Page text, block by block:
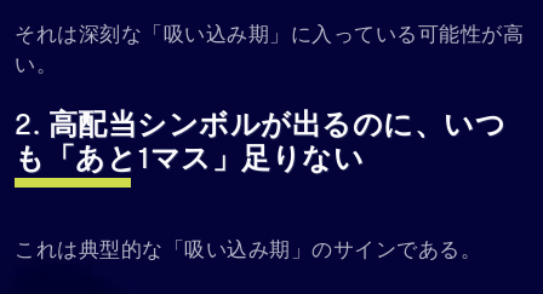
それは深刻な「吸い込み期」に入っている可能性が高
い。
2. 高配当シンボルが出るのに、いつ
も「あと1マス」足りない
これは典型的な「吸い込み期」のサインである。